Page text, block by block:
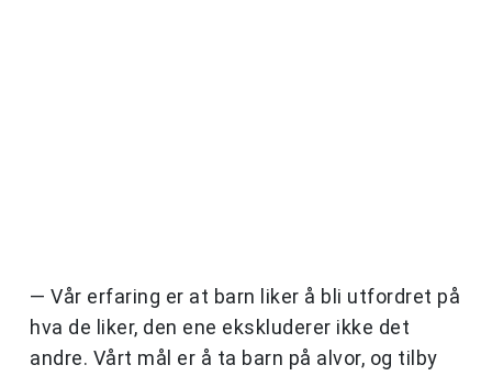
— Vår erfaring er at barn liker å bli utfordret på
hva de liker, den ene ekskluderer ikke det
andre. Vårt mål er å ta barn på alvor, og tilby